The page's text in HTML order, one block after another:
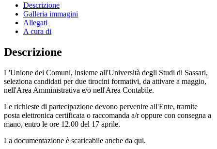
Descrizione
Galleria immagini
Allegati
A cura di
Descrizione
L'Unione dei Comuni, insieme all'Università degli Studi di Sassari,
seleziona candidati per due tirocini formativi, da attivare a maggio,
nell'Area Amministrativa e/o nell'Area Contabile.
Le richieste di partecipazione devono pervenire all'Ente, tramite
posta elettronica certificata o raccomanda a/r oppure con consegna a
mano, entro le ore 12.00 del 17 aprile.
La documentazione è scaricabile anche da qui.